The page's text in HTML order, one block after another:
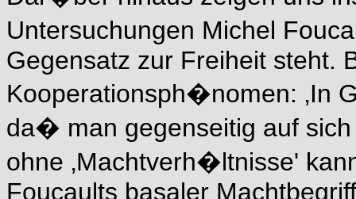
Untersuchungen Michel
Gegensatz zur Freiheit steht.
Kooperationsph�nomen: ‚In
da� man gegenseitig auf
ohne ‚Machtverh�ltnisse'
Foucaults basaler